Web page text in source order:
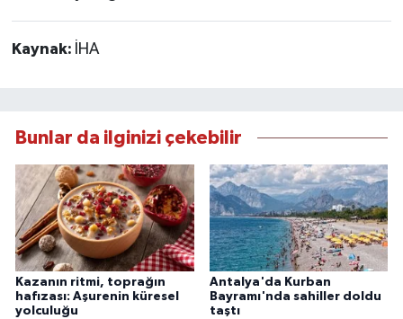
Kaynak: İHA
Bunlar da ilginizi çekebilir
Kazanın ritmi, toprağın
hafızası: Aşurenin küresel
yolculuğu
Antalya'da Kurban
Bayramı'nda sahiller doldu
taştı